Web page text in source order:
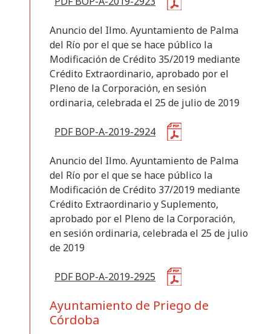
Anuncio del Ilmo. Ayuntamiento de Palma
del Río por el que se hace público la
Modificación de Crédito 35/2019 mediante
Crédito Extraordinario, aprobado por el
Pleno de la Corporación, en sesión
ordinaria, celebrada el 25 de julio de 2019
PDF BOP-A-2019-2924
Anuncio del Ilmo. Ayuntamiento de Palma
del Río por el que se hace público la
Modificación de Crédito 37/2019 mediante
Crédito Extraordinario y Suplemento,
aprobado por el Pleno de la Corporación,
en sesión ordinaria, celebrada el 25 de julio
de 2019
PDF BOP-A-2019-2925
Ayuntamiento de Priego de
Córdoba